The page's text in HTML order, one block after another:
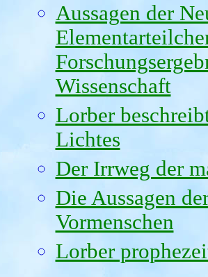
Aussagen der
Wissenschaft
Lorber
Lichtes
Der Irrweg der
Die Aussagen
Vormenschen
Lorber